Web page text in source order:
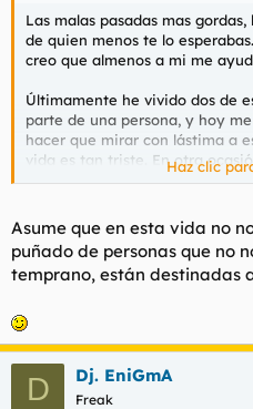
Las malas pasadas mas
de quien menos te lo
creo que almenos a mi me
Últimamente he vivido dos de
parte de una persona, y hoy
hacer que mirar con lástima a
vida es tan triste. En otra
que me plantee en la primera
-Pegarle una paliza
Hoy creo que he aprendido
nos cree superiores.... no lo se,
despreciarla, si... es inevitable,
inferior a mi. Me quieren joder
Haz clic
Asume que en esta vida no
puñado de personas que no
temprano, están destinadas
D Dj. EniGmA
Freak